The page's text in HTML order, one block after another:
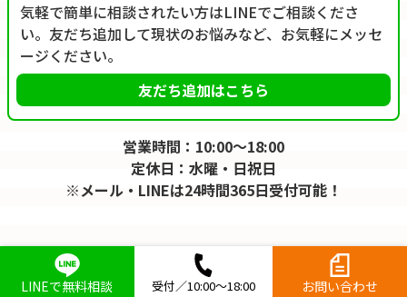
気軽で簡単に相談されたい方はLINEでご相談くださ
い。友だち追加して現状のお悩みなど、お気軽にメッセ
ージください。
友だち追加はこちら
営業時間：10:00～18:00
定休日：水曜・日祝日
※メール・LINEは24時間365日受付可能！
LINEで無料相談 受付／10:00～18:00 お問い合わせ